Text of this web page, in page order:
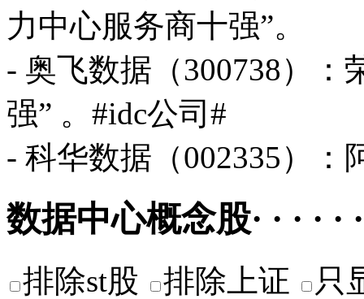
力中心服务商十强”。
- 奥飞数据（300738）：
强” 。#idc公司#
- 科华数据（002335）：
数据中心概念股· · · · · ·
排除st股 排除上证
只